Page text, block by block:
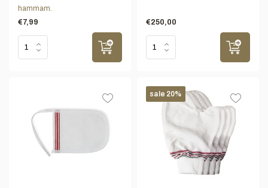
hammam.
€7,99
€250,00
sale 20%